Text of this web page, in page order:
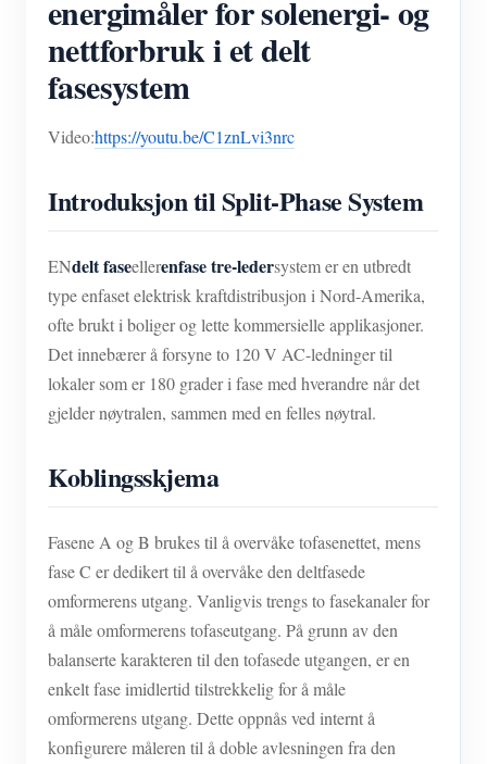
energimåler for solenergi- og
nettforbruk i et delt
fasesystem
Video:https://youtu.be/C1znLvi3nrc
Introduksjon til Split-Phase System
ENdelt faseellerenfase tre-ledersystem er en utbredt
type enfaset elektrisk kraftdistribusjon i Nord-Amerika,
ofte brukt i boliger og lette kommersielle applikasjoner.
Det innebærer å forsyne to 120 V AC-ledninger til
lokaler som er 180 grader i fase med hverandre når det
gjelder nøytralen, sammen med en felles nøytral.
Koblingsskjema
Fasene A og B brukes til å overvåke tofasenettet, mens
fase C er dedikert til å overvåke den deltfasede
omformerens utgang. Vanligvis trengs to fasekanaler for
å måle omformerens tofaseutgang. På grunn av den
balanserte karakteren til den tofasede utgangen, er en
enkelt fase imidlertid tilstrekkelig for å måle
omformerens utgang. Dette oppnås ved internt å
konfigurere måleren til å doble avlesningen fra den